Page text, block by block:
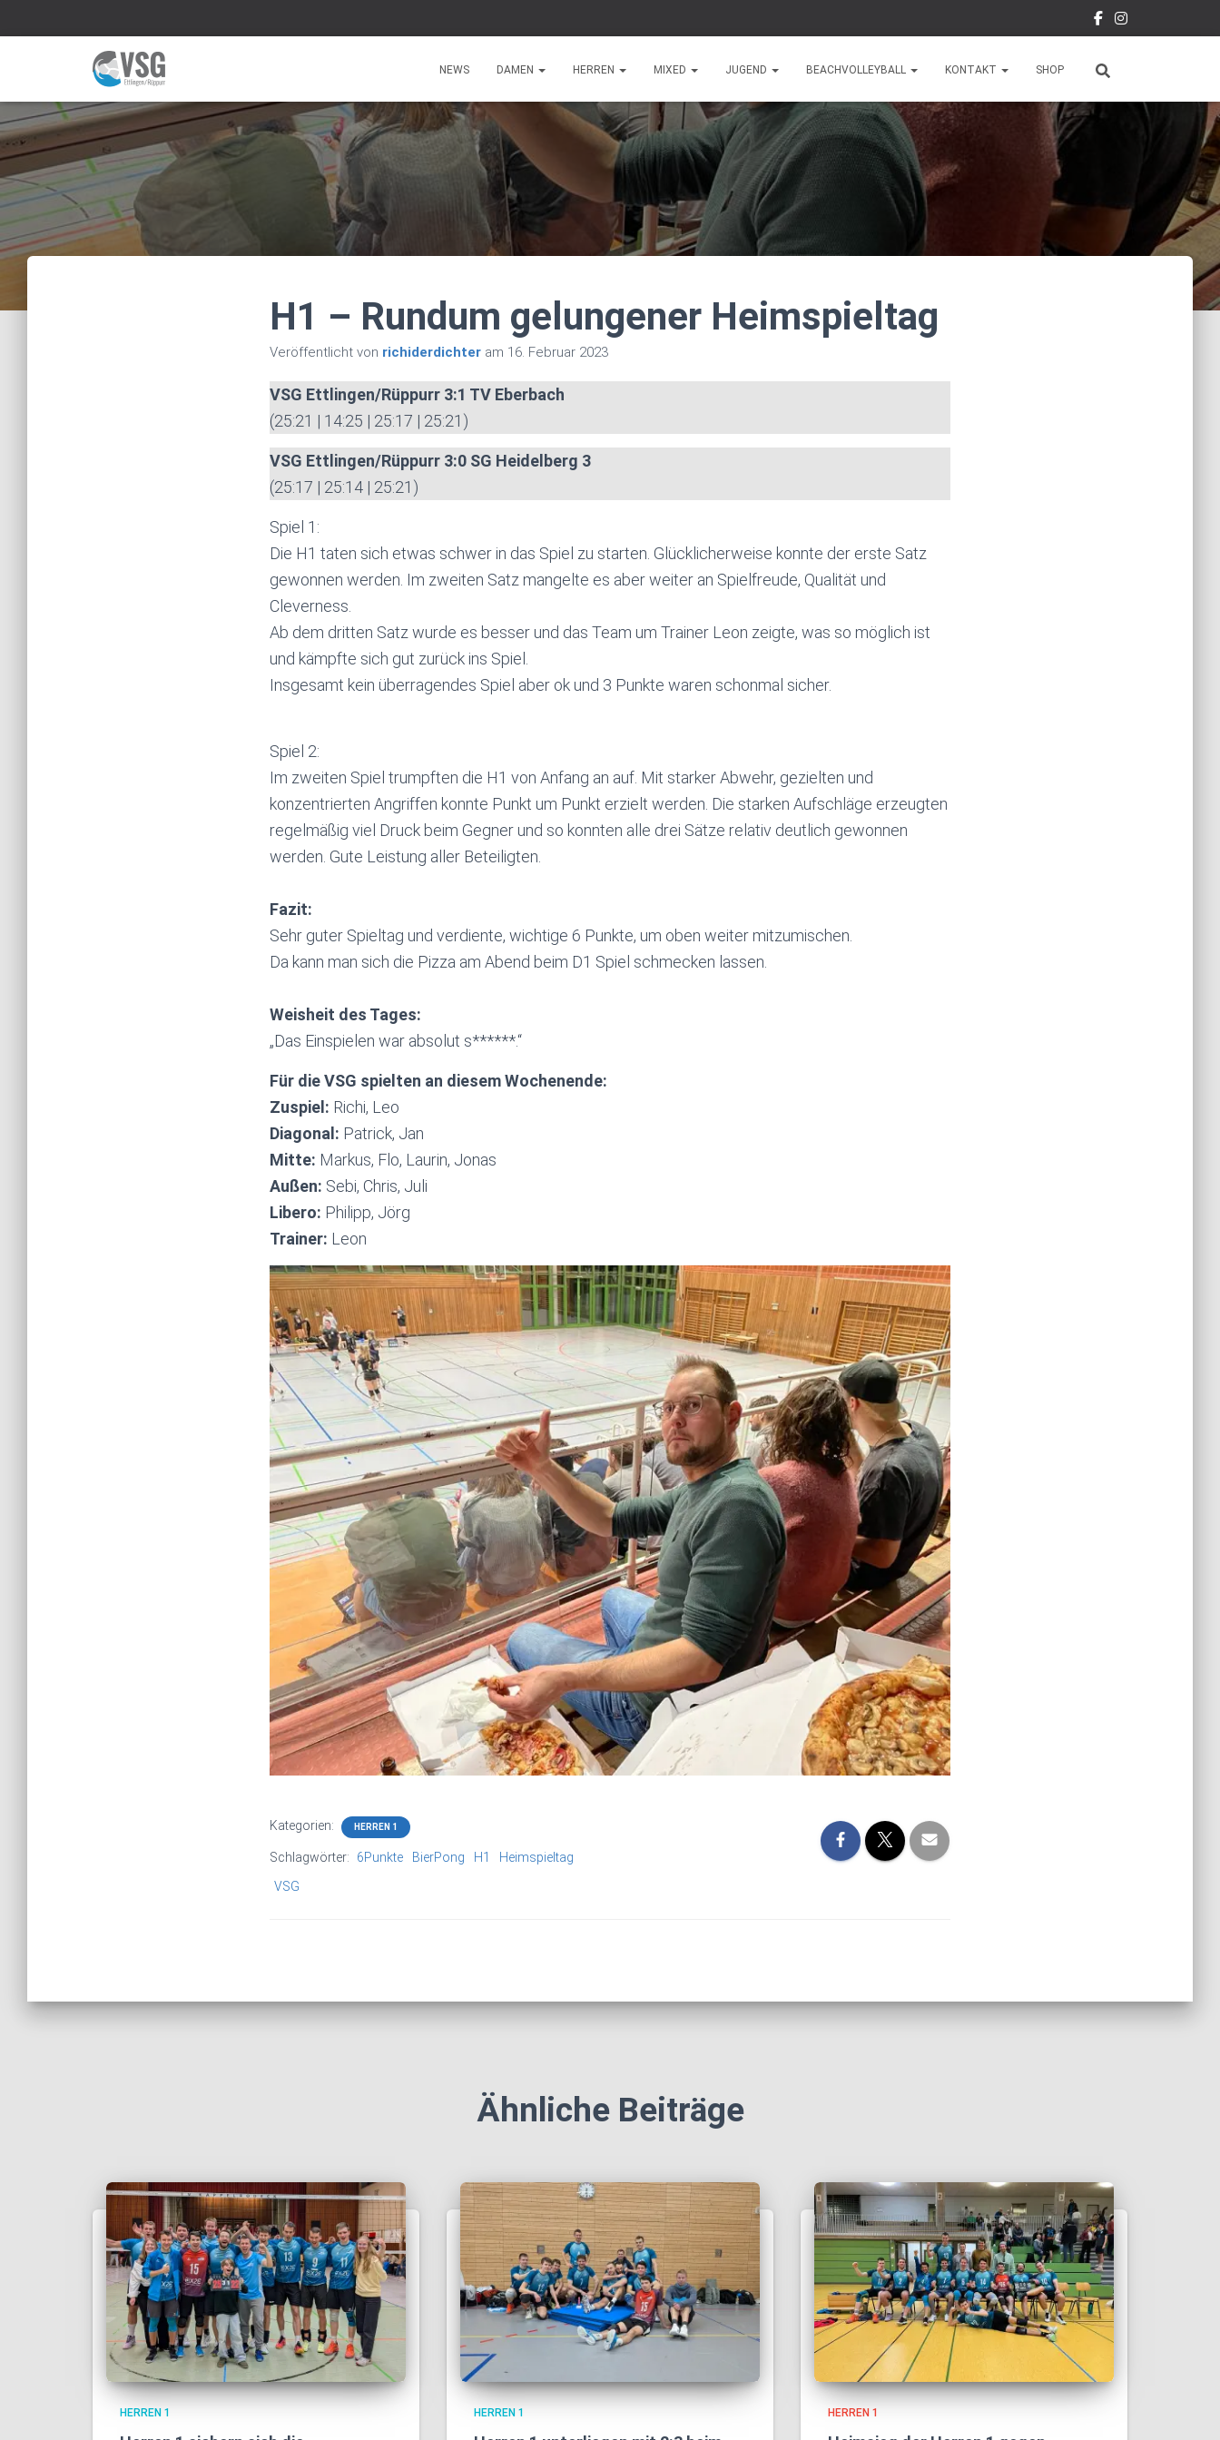
NEWS DAMEN HERREN MIXED JUGEND BEACHVOLLEYBALL KONTAKT SHOP
H1 – Rundum gelungener Heimspieltag
Veröffentlicht von richiderdichter am 16. Februar 2023
VSG Ettlingen/Rüppurr 3:1 TV Eberbach
(25:21 | 14:25 | 25:17 | 25:21)
VSG Ettlingen/Rüppurr 3:0 SG Heidelberg 3
(25:17 | 25:14 | 25:21)
Spiel 1:
Die H1 taten sich etwas schwer in das Spiel zu starten. Glücklicherweise konnte der erste Satz
gewonnen werden. Im zweiten Satz mangelte es aber weiter an Spielfreude, Qualität und
Cleverness.
Ab dem dritten Satz wurde es besser und das Team um Trainer Leon zeigte, was so möglich ist
und kämpfte sich gut zurück ins Spiel.
Insgesamt kein überragendes Spiel aber ok und 3 Punkte waren schonmal sicher.
Spiel 2:
Im zweiten Spiel trumpften die H1 von Anfang an auf. Mit starker Abwehr, gezielten und
konzentrierten Angriffen konnte Punkt um Punkt erzielt werden. Die starken Aufschläge erzeugten
regelmäßig viel Druck beim Gegner und so konnten alle drei Sätze relativ deutlich gewonnen
werden. Gute Leistung aller Beteiligten.
Fazit:
Sehr guter Spieltag und verdiente, wichtige 6 Punkte, um oben weiter mitzumischen.
Da kann man sich die Pizza am Abend beim D1 Spiel schmecken lassen.
Weisheit des Tages:
„Das Einspielen war absolut s******.“
Für die VSG spielten an diesem Wochenende:
Zuspiel: Richi, Leo
Diagonal: Patrick, Jan
Mitte: Markus, Flo, Laurin, Jonas
Außen: Sebi, Chris, Juli
Libero: Philipp, Jörg
Trainer: Leon
Kategorien: HERREN 1
Schlagwörter: 6Punkte BierPong H1
Heimspieltag
VSG
Ähnliche Beiträge
HERREN 1 HERREN 1 HERREN 1